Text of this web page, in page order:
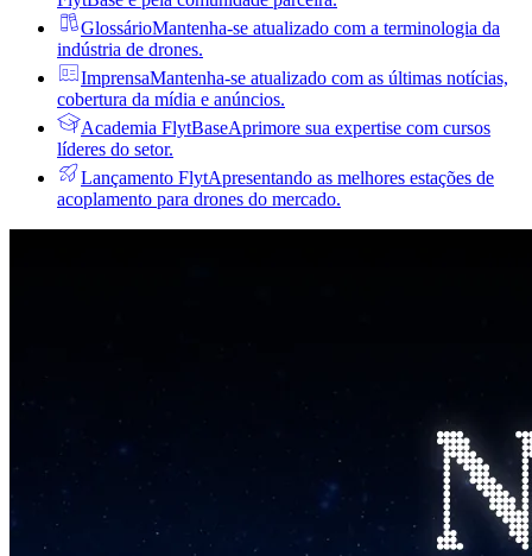
GlossárioMantenha-se atualizado com a terminologia da
indústria de drones.
ImprensaMantenha-se atualizado com as últimas notícias,
cobertura da mídia e anúncios.
Academia FlytBaseAprimore sua expertise com cursos
líderes do setor.
Lançamento FlytApresentando as melhores estações de
acoplamento para drones do mercado.